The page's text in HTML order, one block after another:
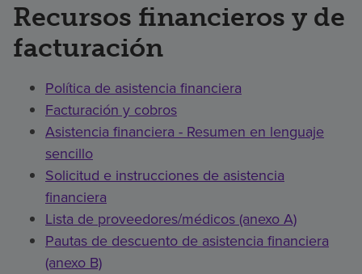
Recursos financieros y de
facturación
Política de asistencia financiera
Facturación y cobros
Asistencia financiera - Resumen en lenguaje
sencillo
Solicitud e instrucciones de asistencia
financiera
Lista de proveedores/médicos (anexo A)
Pautas de descuento de asistencia financiera
(anexo B)